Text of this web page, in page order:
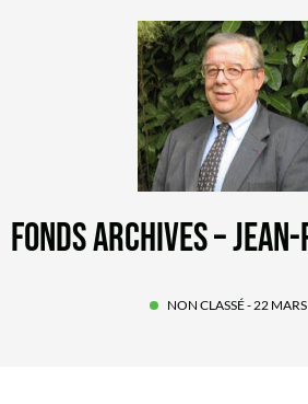
FONDS ARCHIVES –
NON CLASSÉ- 22